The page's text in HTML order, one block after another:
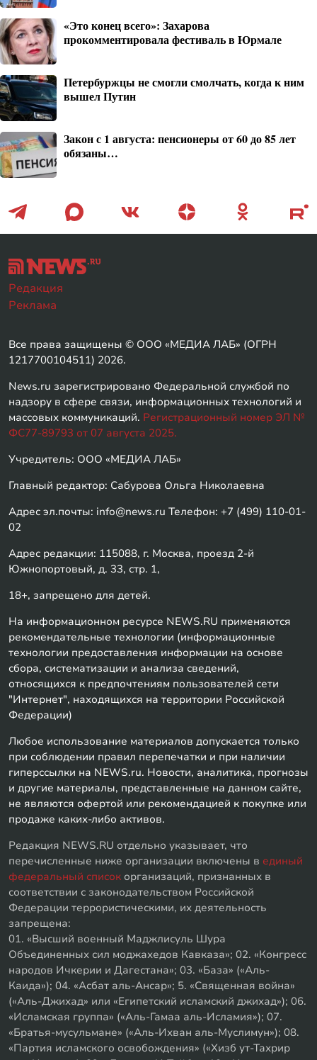
«Это конец всего»: Захарова
прокомментировала фестиваль в Юрмале
Петербуржцы не смогли смолчать, когда к ним
вышел Путин
Закон с 1 августа: пенсионеры от 60 до 85 лет
обязаны…
Редакция
Реклама
Все права защищены © ООО «МЕДИА ЛАБ» (ОГРН
1217700104511) 2026.
News.ru зарегистрировано Федеральной службой по
надзору в сфере связи, информационных технологий и
массовых коммуникаций. Регистрационный номер ЭЛ №
ФС77-89793 от 07 августа 2025.
Учредитель: ООО «МЕДИА ЛАБ»
Главный редактор: Сабурова Ольга Николаевна
Адрес эл.почты: info@news.ru Телефон: +7 (499) 110-01-
02
Адрес редакции: 115088, г. Москва, проезд 2-й
Южнопортовый, д. 33, стр. 1,
18+, запрещено для детей.
На информационном ресурсе NEWS.RU применяются
рекомендательные технологии (информационные
технологии предоставления информации на основе
сбора, систематизации и анализа сведений,
относящихся к предпочтениям пользователей сети
"Интернет", находящихся на территории Российской
Федерации)
Любое использование материалов допускается только
при соблюдении правил перепечатки и при наличии
гиперссылки на NEWS.ru. Новости, аналитика, прогнозы
и другие материалы, представленные на данном сайте,
не являются офертой или рекомендацией к покупке или
продаже каких-либо активов.
Редакция NEWS.RU отдельно указывает, что
перечисленные ниже организации включены в единый
федеральный список организаций, признанных в
соответствии с законодательством Российской
Федерации террористическими, их деятельность
запрещена:
01. «Высший военный Маджлисуль Шура
Объединенных сил моджахедов Кавказа»; 02. «Конгресс
народов Ичкерии и Дагестана»; 03. «База» («Аль-
Каида»); 04. «Асбат аль-Ансар»; 5. «Священная война»
(«Аль-Джихад» или «Египетский исламский джихад»); 06.
«Исламская группа» («Аль-Гамаа аль-Исламия»); 07.
«Братья-мусульмане» («Аль-Ихван аль-Муслимун»); 08.
«Партия исламского освобождения» («Хизб ут-Тахрир